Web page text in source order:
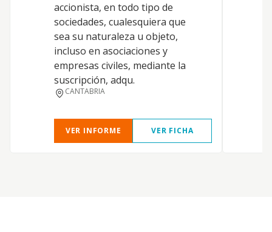
accionista, en todo tipo de
sociedades, cualesquiera que
sea su naturaleza u objeto,
incluso en asociaciones y
empresas civiles, mediante la
suscripción, adqu.
CANTABRIA
VER INFORME VER FICHA